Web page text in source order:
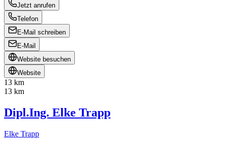
Jetzt anrufen
Telefon
E-Mail schreiben
E-Mail
Website besuchen
Website
13 km
13 km
Dipl.Ing. Elke Trapp
Elke Trapp